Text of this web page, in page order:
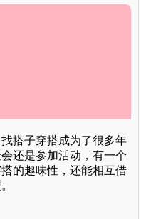
搭子穿搭成为了很多年
还是参加活动，有一个
的趣味性，还能相互借